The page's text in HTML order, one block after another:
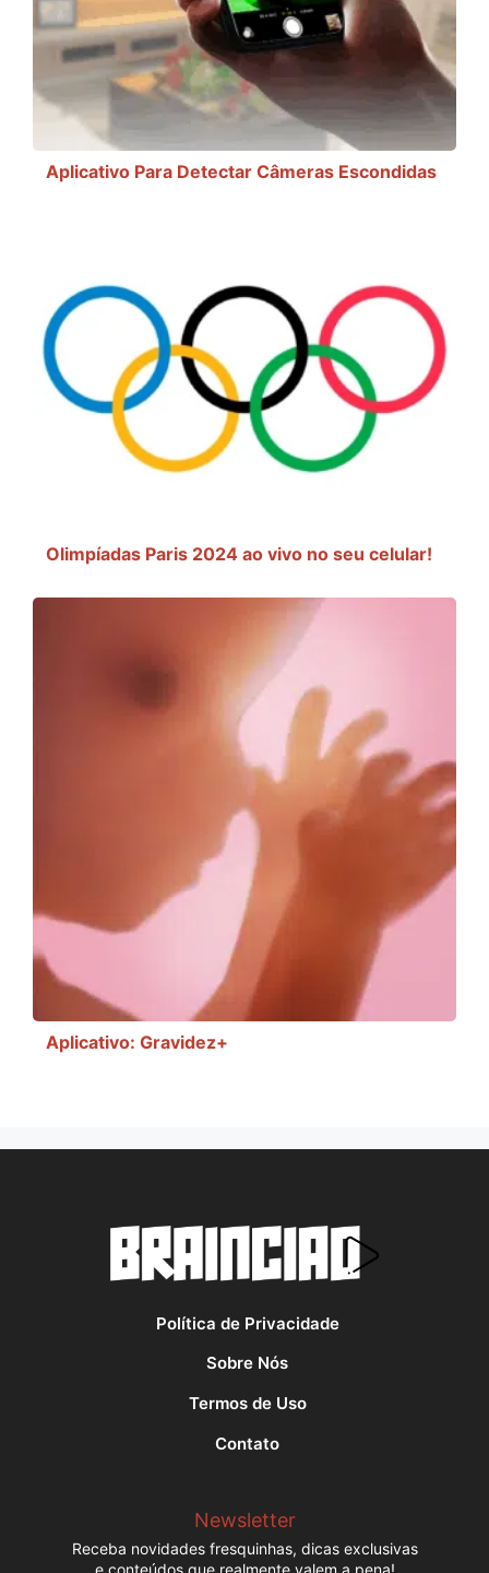
Aplicativo Para Detectar Câmeras Escondidas
Olimpíadas Paris 2024 ao vivo no seu celular!
Aplicativo: Gravidez+
Política de Privacidade
Sobre Nós
Termos de Uso
Contato
Newsletter
Receba novidades fresquinhas, dicas exclusivas
e conteúdos que realmente valem a pena!